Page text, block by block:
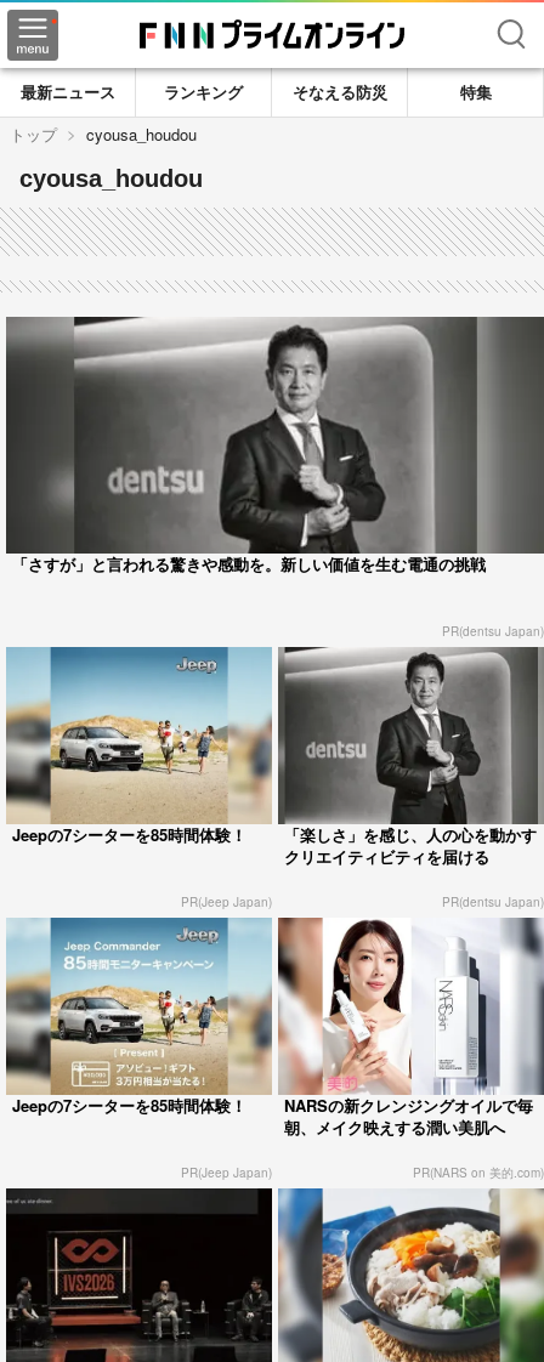
検索
最新ニュース ランキング そなえる防災
特集
トップ
cyousa_houdou
cyousa_houdou
「さすが」と言われる驚きや感動を。新しい価値を生む電通の挑戦
PR(dentsu Japan)
Jeepの7シーターを85時間体験！
PR(Jeep Japan)
「楽しさ」を感じ、人の心を動かす
クリエイティビティを届ける
PR(dentsu Japan)
Jeepの7シーターを85時間体験！
PR(Jeep Japan)
NARSの新クレンジングオイルで毎
朝、メイク映えする潤い美肌へ
PR(NARS on 美的.com)